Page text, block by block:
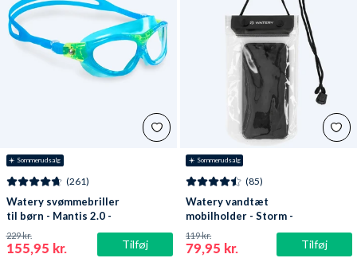
☀️ Sommerudsalg
Tilføj
(261)
Watery svømmebriller
til børn - Mantis 2.0 -
Atlantic Blå/klar
155,95 kr.
229 kr.
☀️ Sommerudsalg
Tilføj
(85)
Watery vandtæt
mobilholder - Storm -
Sort
79,95 kr.
119 kr.